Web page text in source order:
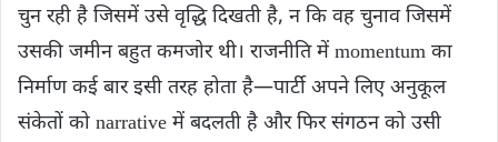
चुन रही है जिसमें उसे वृद्धि दिखती है, न कि वह चुनाव जिसमें
उसकी जमीन बहुत कमजोर थी। राजनीति में momentum का
निर्माण कई बार इसी तरह होता है—पार्टी अपने लिए अनुकूल
संकेतों को narrative में बदलती है और फिर संगठन को उसी